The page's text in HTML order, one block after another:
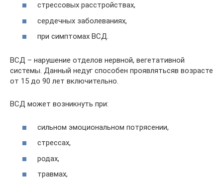
стрессовых расстройствах,
сердечных заболеваниях,
при симптомах ВСД.
ВСД – нарушение отделов нервной, вегетативной
системы. Данный недуг способен проявлятьсяв возрасте
от 15 до 90 лет включительно.
ВСД может возникнуть при:
сильном эмоциональном потрясении,
стрессах,
родах,
травмах,